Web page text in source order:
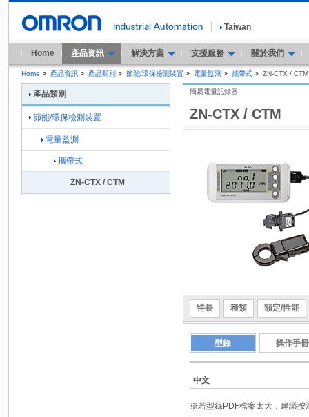
Taiwan
Home 產品資訊 解決方案 支援服務 關於我們
Home > 產品資訊 > 產品類別 > 節能/環保檢測裝置 > 電量監測 > 攜帶式 > ZN-CTX / CTM
ZN-CTX / CTM
簡易電量記錄器
特長 種類 額定/性能
型錄 操作手冊
中文
※若型錄PDF檔案太大，建議按
產品類別
節能/環保檢測裝置
電量監測
攜帶式
ZN-CTX / CTM